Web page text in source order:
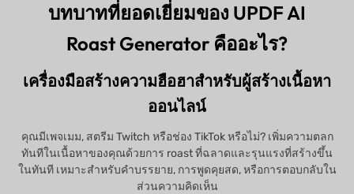
บทบาทที่ยอดเยี่ยมของ UPDF AI
Roast Generator คืออะไร?
เครื่องมือสร้างความฮือฮาสำหรับผู้สร้างเนื้อหา
ออนไลน์
คุณมีเพจเมม, สตรีม Twitch หรือช่อง TikTok หรือไม่? เพิ่มความตลก
ทันทีในเนื้อหาของคุณด้วยการ roast ที่ฉลาดและรุนแรงที่สร้างขึ้น
ในทันที เหมาะสำหรับคำบรรยาย, การพูดคุยสด, หรือการตอบกลับใน
ส่วนความคิดเห็น